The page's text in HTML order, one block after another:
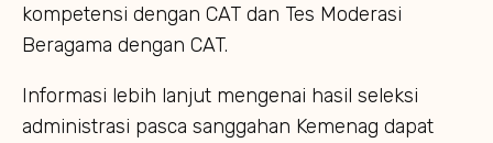
kompetensi dengan CAT dan Tes Moderasi
Beragama dengan CAT.
Informasi lebih lanjut mengenai hasil seleksi
administrasi pasca sanggahan Kemenag dapat